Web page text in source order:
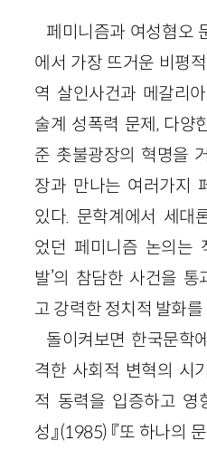
페미니즘과 여성혐오
에서 가장 뜨거운 비평
역 살인사건과 메갈리
술계 성폭력 문제, 다양
준 촛불광장의 혁명을
장과 만나는 여러가지
있다. 문학계에서 세대
었던 페미니즘 논의는
발’의 참담한 사건을
고 강력한 정치적 발화
돌이켜보면 한국문학
격한 사회적 변혁의 시
적 동력을 입증하고 영
성』(1985) 『또 하나의 문